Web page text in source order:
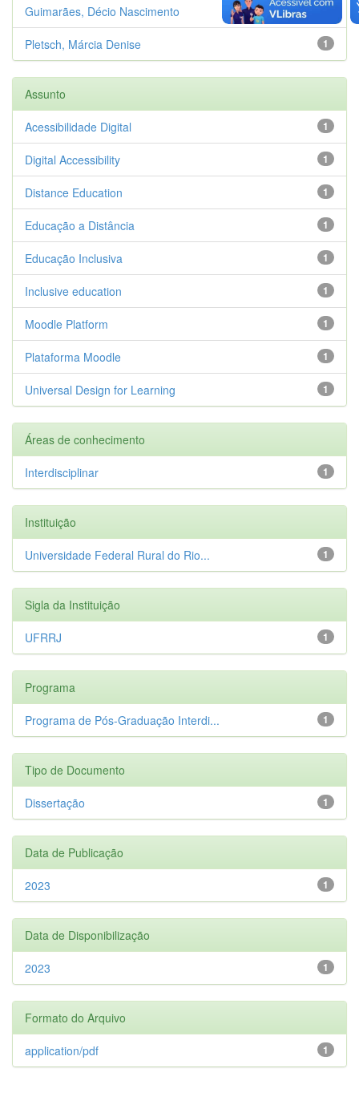
1
Guimarães, Décio Nascimento
1
Pletsch, Márcia Denise
Assunto
1
Acessibilidade Digital
1
Digital Accessibility
1
Distance Education
1
Educação a Distância
1
Educação Inclusiva
1
Inclusive education
1
Moodle Platform
1
Plataforma Moodle
1
Universal Design for Learning
Áreas de conhecimento
1
Interdisciplinar
Instituição
1
Universidade Federal Rural do Rio...
Sigla da Instituição
1
UFRRJ
Programa
1
Programa de Pós-Graduação Interdi...
Tipo de Documento
1
Dissertação
Data de Publicação
1
2023
Data de Disponibilização
1
2023
Formato do Arquivo
1
application/pdf